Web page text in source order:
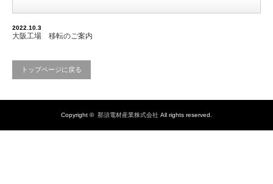
2022.10.3
大阪工場 移転のご案内
トップページに戻る
Copyright © 那須電材産業株式会社 All rights reserved.